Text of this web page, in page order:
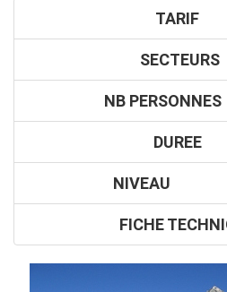
TARIF
SECTEURS
NB PERSONNES
DUREE
NIVEAU
FICHE